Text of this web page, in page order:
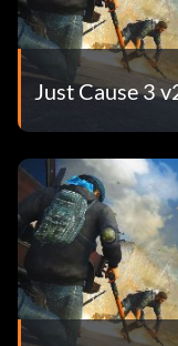
Just Cause 3